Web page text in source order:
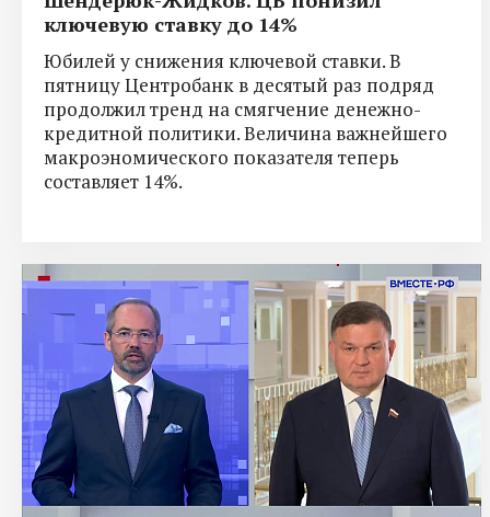
ключевую ставку до 14%
Юбилей у снижения ключевой ставки. В
пятницу Центробанк в десятый раз подряд
продолжил тренд на смягчение денежно-
кредитной политики. Величина важнейшего
макроэномического показателя теперь
составляет 14%.